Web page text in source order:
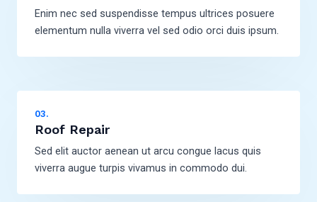
Enim nec sed suspendisse tempus ultrices posuere
elementum nulla viverra vel sed odio orci duis ipsum.
03.
Roof Repair
Sed elit auctor aenean ut arcu congue lacus quis
viverra augue turpis vivamus in commodo dui.